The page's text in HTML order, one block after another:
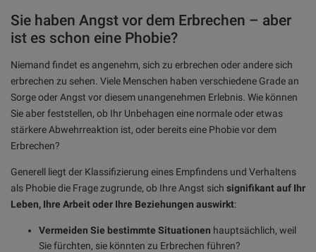
Sie haben Angst vor dem Erbrechen – aber
ist es schon eine Phobie?
Niemand findet es angenehm, sich zu erbrechen oder andere sich
erbrechen zu sehen. Viele Menschen haben verschiedene Grade an
Sorge oder Angst vor diesem unangenehmen Erlebnis. Wie können
Sie aber feststellen, ob Ihr Unbehagen eine normale oder etwas
stärkere Abwehrreaktion ist, oder bereits eine Phobie vor dem
Erbrechen?
Generell liegt der Klassifizierung eines Empfindens und Verhaltens
als Phobie die Frage zugrunde, ob Ihre Angst sich signifikant auf Ihr
Leben, Ihre Arbeit oder Ihre Beziehungen auswirkt:
Vermeiden Sie bestimmte Situationen hauptsächlich, weil
Sie fürchten, sie könnten zu Erbrechen führen?